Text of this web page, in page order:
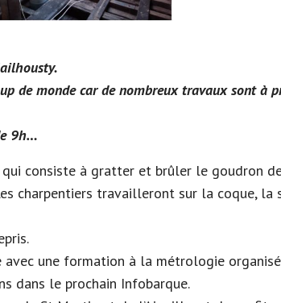
de monde car de nombreux travaux sont à
9h…
consiste à gratter et brûler le goudron
charpentiers travailleront sur la coque,
une formation à la métrologie
dans le prochain Infobarque.